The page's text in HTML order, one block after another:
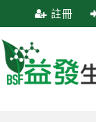
註冊